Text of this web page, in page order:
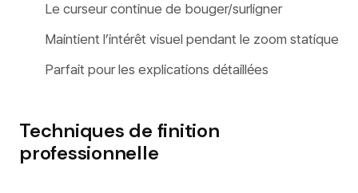
Le curseur continue de bouger/surligner
Maintient l’intérêt visuel pendant le zoom statique
Parfait pour les explications détaillées
Techniques de finition
professionnelle